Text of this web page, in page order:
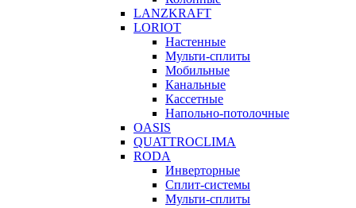
LANZKRAFT
LORIOT
Настенные
Мульти-сплиты
Мобильные
Канальные
Кассетные
Напольно-потолочные
OASIS
QUATTROCLIMA
RODA
Инверторные
Сплит-системы
Мульти-сплиты